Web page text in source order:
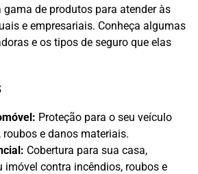
de produtos para atender às
e empresariais. Conheça algumas
e os tipos de seguro que elas
Proteção para o seu veículo
e danos materiais.
Cobertura para sua casa,
imóvel contra incêndios, roubos e